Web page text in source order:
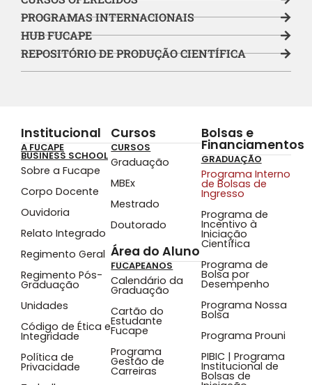
PROGRAMAS INTERNACIONAIS
HUB FUCAPE
REPOSITÓRIO DE PRODUÇÃO CIENTÍFICA
Institucional
A FUCAPE
BUSINESS SCHOOL
Sobre a Fucape
Corpo Docente
Ouvidoria
Relato Integrado
Regimento Geral
Regimento Pós-
Graduação
Unidades
Código de Ética e
Integridade
Política de
Privacidade
Cursos
CURSOS
Graduação
MBEx
Mestrado
Doutorado
Área do Aluno
FUCAPEANOS
Calendário da
Graduação
Cartão do
Estudante
Fucape
Programa
Gestão de
Carreiras
Bolsas e
Financiamentos
GRADUAÇÃO
Programa Interno
de Bolsas de
Ingresso
Programa de
Incentivo à
Iniciação
Científica
Programa de
Bolsa por
Desempenho
Programa Nossa
Bolsa
Programa Prouni
PIBIC | Programa
Institucional de
Bolsas de